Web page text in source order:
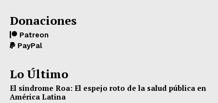
Donaciones
Patreon
PayPal
Lo Último
El síndrome Roa: El espejo roto de la salud pública en
América Latina